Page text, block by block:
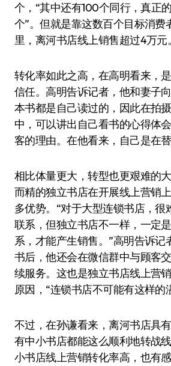
个，“其中还有100个同行，真正
个”。但就是靠这数百个目标消费
里，离河书店线上销售超过4万元。
转化率如此之高，在高明看来，
信任。高明告诉记者，他和妻子
本书都是自己读过的，因此在拍
中，可以讲出自己看书的心得体
客的理由。在他看来，自己是在替
相比体量更大，转型也更艰难的
而精的独立书店在开展线上营销
多优势。“对于大型连锁书店，很
联系，但独立书店不一样，一定
系，才能产生销售。”高明告诉记
书后，他还会在微信群中与顾客
续服务。这也是独立书店线上营
原因，“连锁书店不可能有这样的
不过，在孙谦看来，离河书店具
有中小书店都能这么顺利地转战
小书店线上营销转化率高，也有